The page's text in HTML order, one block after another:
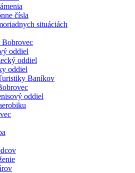
čísla
situáciách
Bobrovec
oddiel
oddiel
oddiel
Baníkov
oddiel